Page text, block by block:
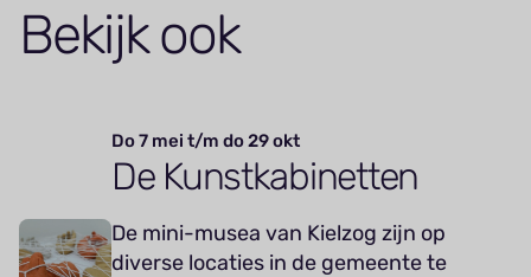
Bekijk ook
Do 7 mei t/m do 29 okt
De Kunstkabinetten
De mini-musea van Kielzog zijn op
diverse locaties in de gemeente te